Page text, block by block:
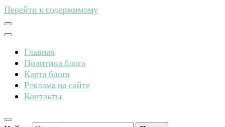
Перейти к содержимому
Главная
Политика блога
Карта блога
Реклама на сайте
Контакты